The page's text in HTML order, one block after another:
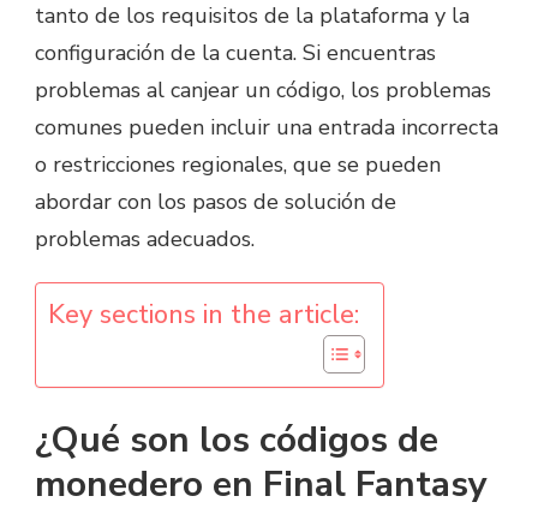
tanto de los requisitos de la plataforma y la
configuración de la cuenta. Si encuentras
problemas al canjear un código, los problemas
comunes pueden incluir una entrada incorrecta
o restricciones regionales, que se pueden
abordar con los pasos de solución de
problemas adecuados.
Key sections in the article:
¿Qué son los códigos de
monedero en Final Fantasy